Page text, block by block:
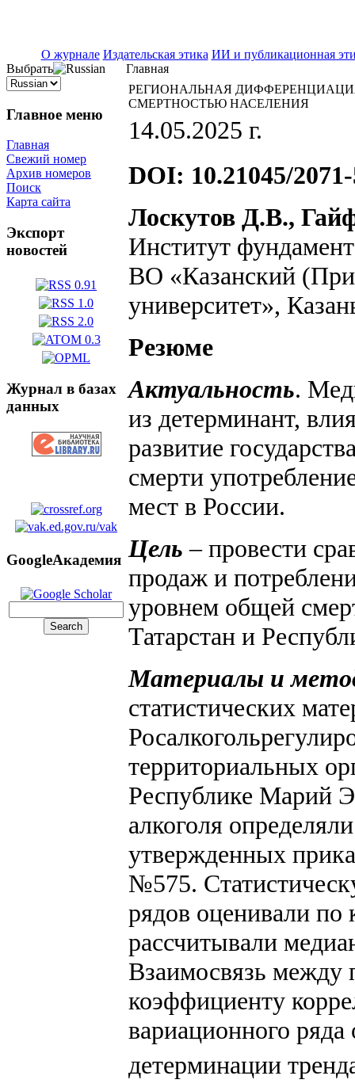
О журнале Издательская этика ИИ и публикационная
Выбрать
Главное меню
Главная
Свежий номер
Архив номеров
Поиск
Карта сайта
Экспорт
новостей
Журнал в базах
данных
GoogleАкадемия
Главная
РЕГИОНАЛЬНАЯ
СМЕРТНОСТЬЮ НАСЕЛЕНИЯ
14.05.2025 г.
DOI: 10.21045/
Лоскутов Д.В.,
Институт
ВО «Казанский
университет»,
Резюме
Актуальность.
из детерминант,
развитие
смерти
мест в России.
Цель – провести
продаж и
уровнем общей
Татарстан и
Материалы и
статистических
территориальных
Республике Марий
алкоголя
утвержденных
№575.
рядов оценивали
рассчитывали
Взаимосвязь между
коэффициенту
вариационного
детерминации